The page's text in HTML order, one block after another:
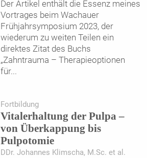
Der Artikel enthält die Essenz meines
Vortrages beim Wachauer
Frühjahrsymposium 2023, der
wiederum zu weiten Teilen ein
direktes Zitat des Buchs
„Zahntrauma – Therapieoptionen
für...
Fortbildung
Vitalerhaltung der Pulpa –
von Überkappung bis
Pulpotomie
DDr. Johannes Klimscha, M.Sc. et al.